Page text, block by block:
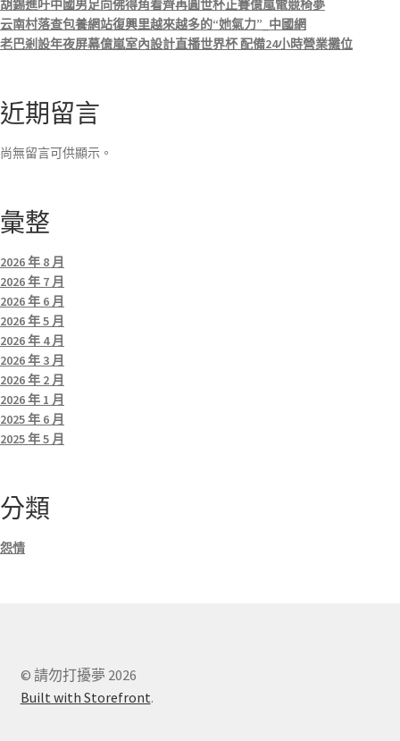
胡錫進吁中國男足向佛得角看齊再圓世杯正賽億嵐電競椅夢
云南村落查包養網站復興里越來越多的“她氣力”_中國網
老巴剎設年夜屏幕億嵐室內設計直播世界杯 配備24小時營業攤位
近期留言
尚無留言可供顯示。
彙整
2026 年 8 月
2026 年 7 月
2026 年 6 月
2026 年 5 月
2026 年 4 月
2026 年 3 月
2026 年 2 月
2026 年 1 月
2025 年 6 月
2025 年 5 月
分類
怨情
© 請勿打擾夢 2026
Built with Storefront.